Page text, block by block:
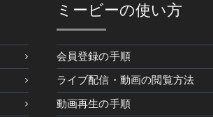
ミービーの使い方
会員登録の手順
ライブ配信・動画の閲覧方法
動画再生の手順